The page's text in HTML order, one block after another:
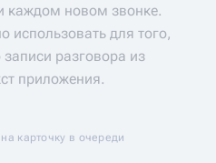
каждом новом звонке.
для того,
разговора из
приложения.
карточку в очереди